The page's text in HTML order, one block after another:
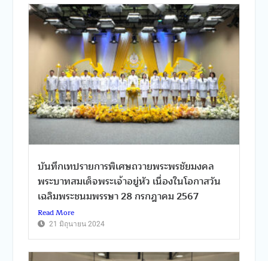
บันทึกเทปรายการพิเศษถวายพระพรชัยมงคล
พระบาทสมเด็จพระเจ้าอยู่หัว เนื่องในโอกาสวัน
เฉลิมพระชนมพรรษา 28 กรกฎาคม 2567
Read More
21 มิถุนายน 2024